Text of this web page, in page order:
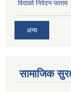
विदाको निवेदन फाराम
अन्य
सामाजिक